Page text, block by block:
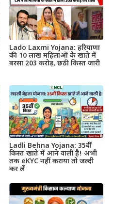
Lado Laxmi Yojana: हरियाणा
की 10 लाख महिलाओं के खाते में
बरसा 203 करोड़, छठी किस्त जारी
Ladli Behna Yojana: 35वीं
किस्त खाते में आने वाली है! अभी
तक eKYC नहीं कराया तो जल्दी
कर लें